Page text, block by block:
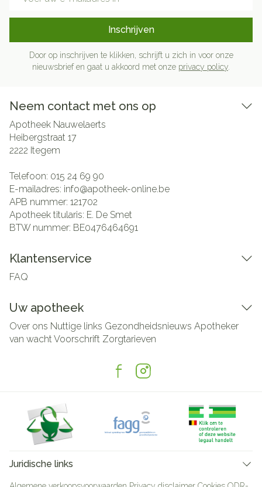
Inschrijven
Door op inschrijven te klikken, schrijft u zich in voor onze
nieuwsbrief en gaat u akkoord met onze privacy policy
Neem contact met ons op
Apotheek Nauwelaerts
Heibergstraat 17
2222 Itegem
Telefoon: 015 24 69 90
E-mailadres: info@apotheek-online.be
APB nummer: 121702
Apotheek titularis: E. De Smet
BTW nummer: BE0476464691
Klantenservice
FAQ
Uw apotheek
Over ons Nuttige links Gezondheidsnieuws Apotheker
van wachtVoorschrift Zorgtarieven
Juridische links